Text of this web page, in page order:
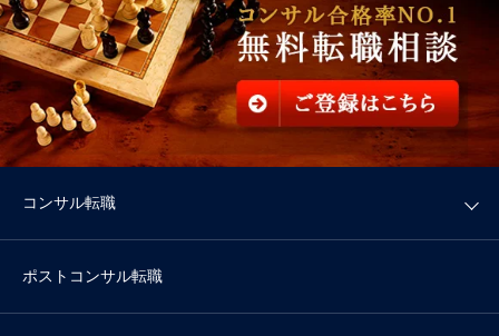
コンサル転職
ポストコンサル転職